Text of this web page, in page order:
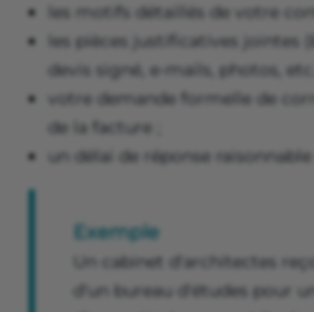
les motifs détaillés de votre
les pièces justificatives jointes
devis signé, e-mails, photos, etc.)
votre demande formelle de
de la facture ;
un délai de réponse raisonnable
Exemple
Un cabinet d'architectes
d'un bureau d'études pour